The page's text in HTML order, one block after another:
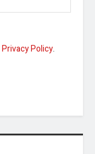
Privacy Policy.